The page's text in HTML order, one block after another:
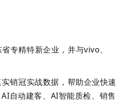
专精特新企业，并与vivo、
销冠实战数据，帮助企业快速
AI自动建客、 AI智能质检、销售